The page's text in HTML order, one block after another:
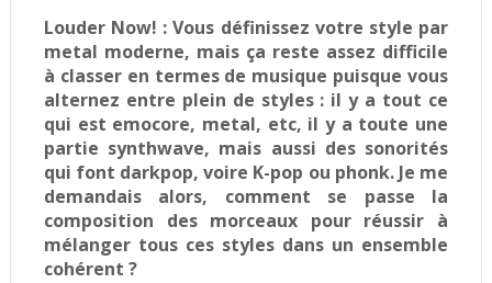
Louder Now! :Vous définissez votre style par
metal moderne, mais ça reste assez difficile
à classer en termes de musique puisque vous
alternez entre plein de styles : il y a tout ce
qui est emocore, metal, etc, il y a toute une
partie synthwave, mais aussi des sonorités
qui font darkpop, voire K-pop ou phonk. Je me
demandais alors, comment se passe la
composition des morceaux pour réussir à
mélanger tous ces styles dans un ensemble
cohérent ?